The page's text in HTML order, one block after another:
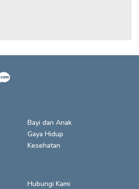
Bayi dan Anak
Gaya Hidup
Kesehatan
Hubungi Kami